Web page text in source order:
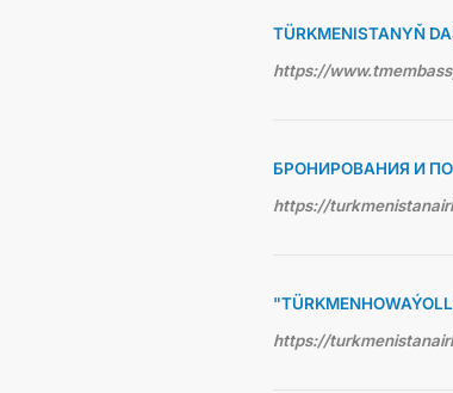
TÜRKMENISTANYŇ
https://
БРОНИРОВАНИЯ И
https://
https://